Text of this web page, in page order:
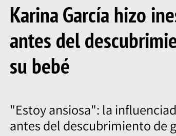
Karina García hizo
antes del
su bebé
"Estoy ansiosa": la
antes del descubrimiento de